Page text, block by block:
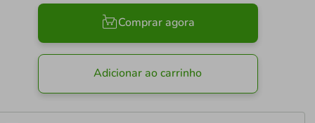
Comprar agora
Adicionar ao carrinho